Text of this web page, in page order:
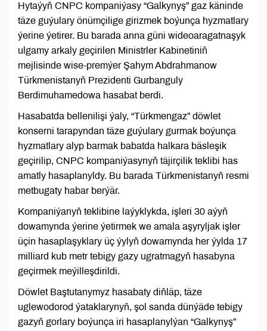
Hytaýyň CNPC kompaniýasy “Galkynyş” gaz käninde
täze guýulary önümçilige girizmek boýunça hyzmatlary
ýerine ýetirer. Bu barada anna güni wideoaragatnaşyk
ulgamy arkaly geçirilen Ministrler Kabinetiniň
mejlisinde wise-premýer Şahym Abdrahmanow
Türkmenistanyň Prezidenti Gurbanguly
Berdimuhamedowa hasabat berdi.
Hasabatda bellenilişi ýaly, “Türkmengaz” döwlet
konserni tarapyndan täze guýulary gurmak boýunça
hyzmatlary alyp barmak babatda halkara bäsleşik
geçirilip, CNPC kompaniýasynyň täjirçilik teklibi has
amatly hasaplanyldy. Bu barada Türkmenistanyň resmi
metbugaty habar berýär.
Kompaniýanyň teklibine laýyklykda, işleri 30 aýyň
dowamynda ýerine ýetirmek we amala aşyryljak işler
üçin hasaplaşyklary üç ýylyň dowamynda her ýylda 17
milliard kub metr tebigy gazy ugratmagyň hasabyna
geçirmek meýilleşdirildi.
Döwlet Baştutanymyz hasabaty diňläp, täze
uglewodorod ýataklarynyň, şol sanda dünýäde tebigy
gazyň gorlary boýunça iri hasaplanylýan “Galkynyş”